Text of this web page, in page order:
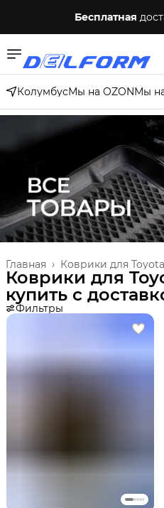
Бесплатная
КолумбусМы на OZONМы
Коврики для Toyota
Главная ›
Коврики для
купить с
Фильтры